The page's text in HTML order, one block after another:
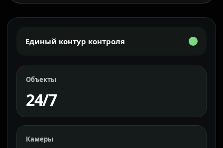
Единый контур контроля
Объекты
24/7
Камеры